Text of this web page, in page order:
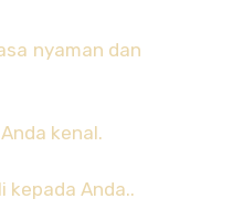
nyaman dan
kenal.
kepada Anda..